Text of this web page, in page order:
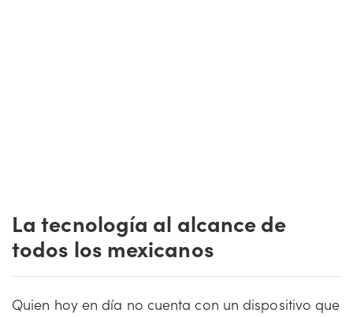
La tecnología al alcance de
todos los mexicanos
Quien hoy en día no cuenta con un dispositivo que